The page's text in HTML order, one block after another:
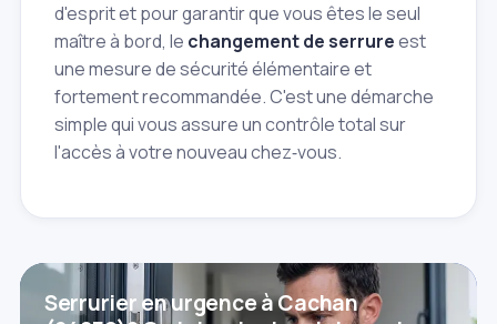
d'esprit et pour garantir que vous êtes le seul
maître à bord, le changement de serrureest
une mesure de sécurité élémentaire et
fortement recommandée. C'est une démarche
simple qui vous assure un contrôle total sur
l'accès à votre nouveau chez‑vous.
Serrurier en urgence à Cachan